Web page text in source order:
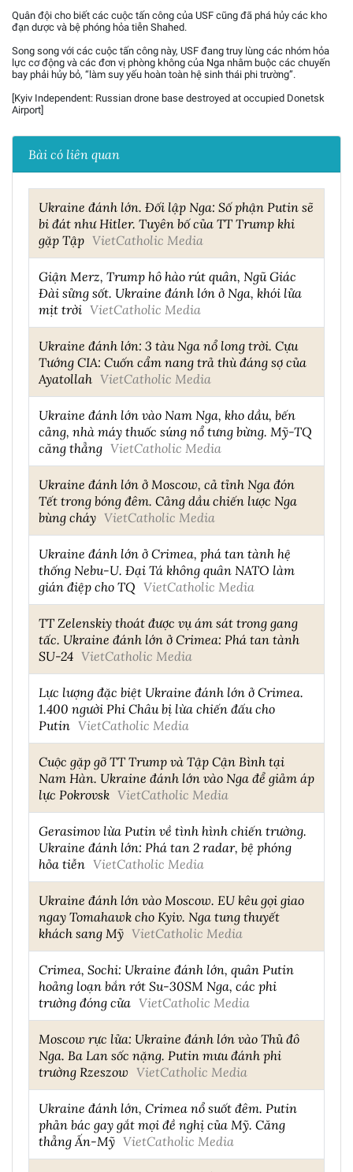
Quân đội cho biết các cuộc tấn công của USF cũng đã phá hủy các kho
đạn dược và bệ phóng hỏa tiễn Shahed.
Song song với các cuộc tấn công này, USF đang truy lùng các nhóm hỏa
lực cơ động và các đơn vị phòng không của Nga nhằm buộc các chuyến
bay phải hủy bỏ, “làm suy yếu hoàn toàn hệ sinh thái phi trường”.
[Kyiv Independent: Russian drone base destroyed at occupied Donetsk
Airport]
Bài có liên quan
Ukraine đánh lớn. Đối lập Nga: Số phận Putin sẽ
bi đát như Hitler. Tuyên bố của TT Trump khi
gặp Tập VietCatholic Media
Giận Merz, Trump hô hào rút quân, Ngũ Giác
Đài sửng sốt. Ukraine đánh lớn ở Nga, khói lửa
mịt trời VietCatholic Media
Ukraine đánh lớn: 3 tàu Nga nổ long trời. Cựu
Tướng CIA: Cuốn cẩm nang trả thù đáng sợ của
Ayatollah VietCatholic Media
Ukraine đánh lớn vào Nam Nga, kho dầu, bến
cảng, nhà máy thuốc súng nổ tưng bừng. Mỹ-TQ
căng thẳng VietCatholic Media
Ukraine đánh lớn ở Moscow, cả tỉnh Nga đón
Tết trong bóng đêm. Cảng dầu chiến lược Nga
bùng cháy VietCatholic Media
Ukraine đánh lớn ở Crimea, phá tan tành hệ
thống Nebu-U. Đại Tá không quân NATO làm
gián điệp cho TQ VietCatholic Media
TT Zelenskiy thoát được vụ ám sát trong gang
tấc. Ukraine đánh lớn ở Crimea: Phá tan tành
SU-24 VietCatholic Media
Lực lượng đặc biệt Ukraine đánh lớn ở Crimea.
1.400 người Phi Châu bị lừa chiến đấu cho
Putin VietCatholic Media
Cuộc gặp gỡ TT Trump và Tập Cận Bình tại
Nam Hàn. Ukraine đánh lớn vào Nga để giảm áp
lực Pokrovsk VietCatholic Media
Gerasimov lừa Putin về tình hình chiến trường.
Ukraine đánh lớn: Phá tan 2 radar, bệ phóng
hỏa tiễn VietCatholic Media
Ukraine đánh lớn vào Moscow. EU kêu gọi giao
ngay Tomahawk cho Kyiv. Nga tung thuyết
khách sang Mỹ VietCatholic Media
Crimea, Sochi: Ukraine đánh lớn, quân Putin
hoảng loạn bắn rớt Su-30SM Nga, các phi
trường đóng cửa VietCatholic Media
Moscow rực lửa: Ukraine đánh lớn vào Thủ đô
Nga. Ba Lan sốc nặng. Putin mưu đánh phi
trường Rzeszow VietCatholic Media
Ukraine đánh lớn, Crimea nổ suốt đêm. Putin
phản bác gay gắt mọi đề nghị của Mỹ. Căng
thẳng Ấn-Mỹ VietCatholic Media